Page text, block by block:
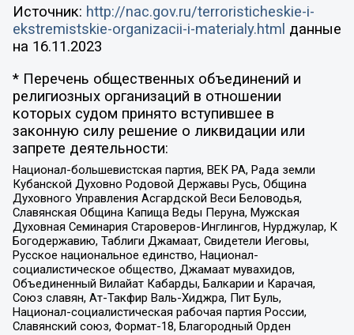
Источник: http://nac.gov.ru/terroristicheskie-i-
ekstremistskie-organizacii-i-materialy.html данные
на 16.11.2023
* Перечень общественных объединений и
религиозных организаций в отношении
которых судом принято вступившее в
законную силу решение о ликвидации или
запрете деятельности:
Национал-большевистская партия, ВЕК РА, Рада земли
Кубанской Духовно Родовой Державы Русь, Община
Духовного Управления Асгардской Веси Беловодья,
Славянская Община Капища Веды Перуна, Мужская
Духовная Семинария Староверов-Инглингов, Нурджулар, К
Богодержавию, Таблиги Джамаат, Свидетели Иеговы,
Русское национальное единство, Национал-
социалистическое общество, Джамаат мувахидов,
Объединенный Вилайат Кабарды, Балкарии и Карачая,
Союз славян, Ат-Такфир Валь-Хиджра, Пит Буль,
Национал-социалистическая рабочая партия России,
Славянский союз, Формат-18, Благородный Орден